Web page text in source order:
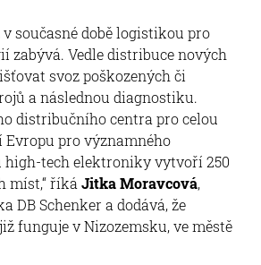
v současné době logistikou pro
zabývá. Vedle distribuce nových
svoz poškozených či
a následnou diagnostiku.
distribučního centra pro celou
pro významného
high-tech elektroniky vytvoří 250
míst,“ říká Jitka Moravcová,
DB Schenker a dodává, že
funguje v Nizozemsku, ve městě